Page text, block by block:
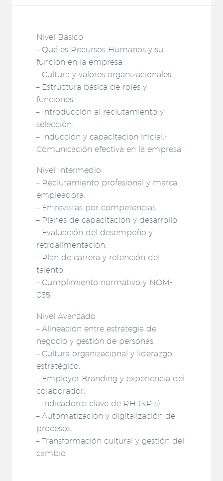
Nivel Básico
– Qué es Recursos Humanos y su
función en la empresa.
– Cultura y valores organizacionales.
– Estructura básica de roles y
funciones.
– Introducción al reclutamiento y
selección.
– Inducción y capacitación inicial.-
Comunicación efectiva en la empresa.
Nivel Intermedio
– Reclutamiento profesional y marca
empleadora.
– Entrevistas por competencias.
– Planes de capacitación y desarrollo.
– Evaluación del desempeño y
retroalimentación.
– Plan de carrera y retención del
talento.
– Cumplimiento normativo y NOM-
035.
Nivel Avanzado
– Alineación entre estrategia de
negocio y gestión de personas.
– Cultura organizacional y liderazgo
estratégico.
– Employer Branding y experiencia del
colaborador.
– Indicadores clave de RH (KPIs).
– Automatización y digitalización de
procesos.
– Transformación cultural y gestión del
cambio